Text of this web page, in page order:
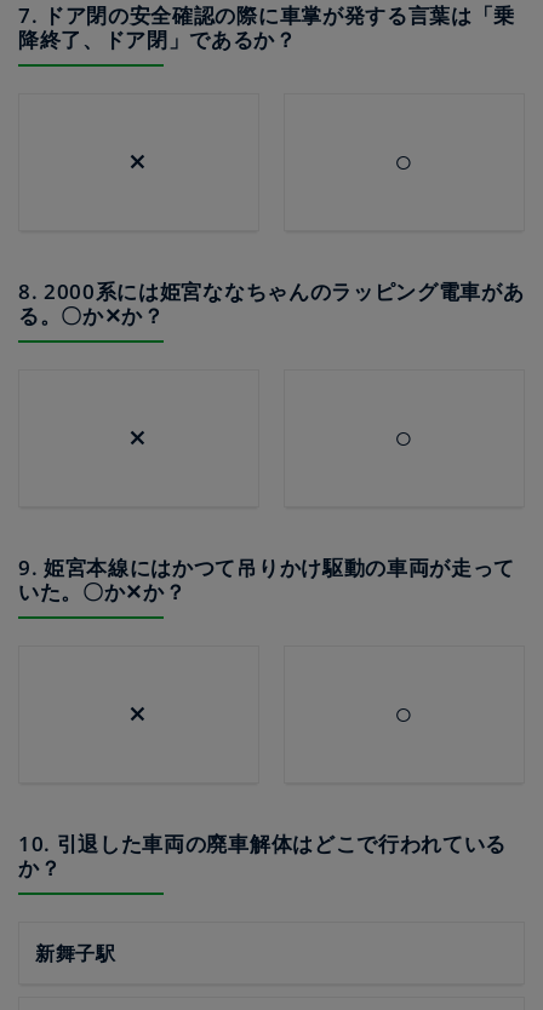
7. ドア閉の安全確認の際に車掌が発する言葉は「乗
降終了、ドア閉」であるか？
× ○
8. 2000系には姫宮ななちゃんのラッピング電車があ
る。〇か✕か？
× ○
9. 姫宮本線にはかつて吊りかけ駆動の車両が走って
いた。〇か✕か？
× ○
10. 引退した車両の廃車解体はどこで行われている
か？
新舞子駅